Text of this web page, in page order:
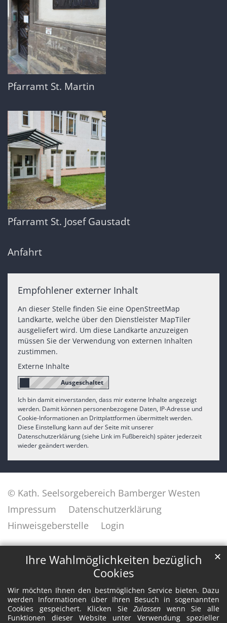
Ihre Wahlmöglichkeiten bezüglich
Cookies
Wir möchten Ihnen den bestmöglichen Service bieten. Dazu
werden Informationen über Ihren Besuch in sogenannten
Cookies gespeichert. Klicken SieZulassen wenn Sie alle
Funktionen dieser Website unter Verwendung spezieller
✕
Pfarramt St. Martin
Pfarramt St. Josef Gaustadt
Anfahrt
Empfohlener externer Inhalt
An dieser Stelle finden Sie eine OpenStreetMap
Landkarte, welche über den Dienstleister MapTiler
ausgeliefert wird. Um diese Landkarte anzuzeigen
müssen Sie der Verwendung von externen Inhalten
zustimmen.
Externe Inhalte
Ich bin damit einverstanden, dass mir externe Inhalte angezeigt
werden. Damit können personenbezogene Daten, IP-Adresse und
Cookie-Informationen an Drittplattformen übermittelt werden.
Diese Einstellung kann auf der Seite mit unserer
Datenschutzerklärung (siehe Link im Fußbereich) später jederzeit
wieder geändert werden.
© Kath. Seelsorgebereich Bamberger Westen
Impressum
Datenschutzerklärung
Hinweisgeberstelle
Login